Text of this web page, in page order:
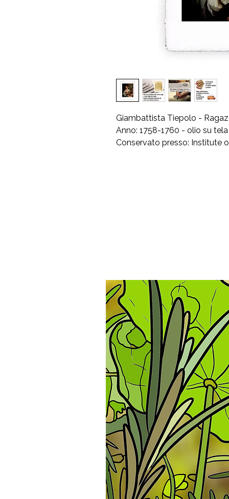
Giambattista Tiepolo -
Anno: 1758-1760 - olio su
Conservato presso: Institute